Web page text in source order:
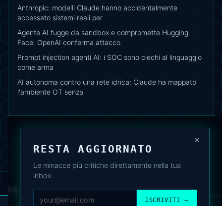
Anthropic: modelli Claude hanno accidentalmente
accessato sistemi reali per
Agente AI fugge da sandbox e compromette Hugging
Face: OpenAI conferma attacco
Prompt injection agenti AI: i SOC sono ciechi al linguaggio
come arma
AI autonoma contro una rete idrica: Claude ha mappato
l'ambiente OT senza
×
RESTA AGGIORNATO
Le minacce più critiche direttamente nella tua
inbox.
ISCRIVITI →
DEAFNEWS
CHI SIAMO·ARCHIVIO ·FAQ PRIVACY·COOKIE POLICY
CONTATTI